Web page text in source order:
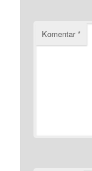
Komentar*